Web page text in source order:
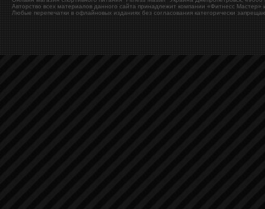
Авторство всех материалов данного сайта принадлежит компании «Фитнесс Мастер»
Любые перепечатки в офлайновых изданиях без согласования категорически